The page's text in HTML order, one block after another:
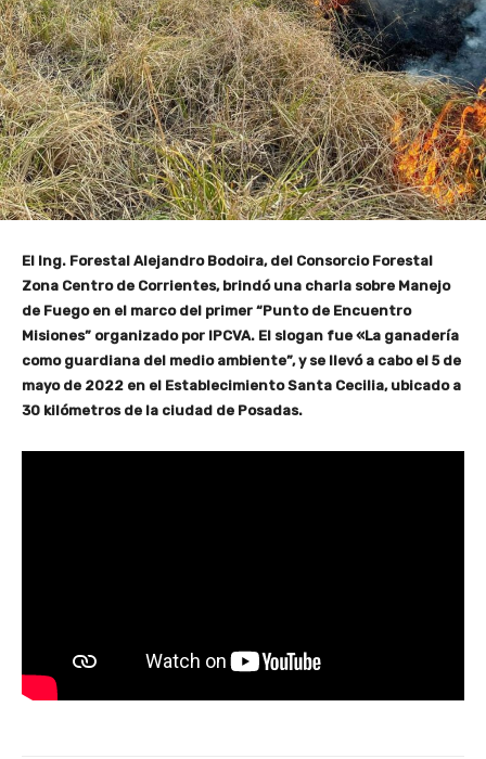
El Ing. Forestal Alejandro Bodoira, del Consorcio Forestal
Zona Centro de Corrientes, brindó una charla sobre Manejo
de Fuego en el marco del primer “Punto de Encuentro
Misiones” organizado por IPCVA. El slogan fue «La ganadería
como guardiana del medio ambiente”, y se llevó a cabo el 5 de
mayo de 2022 en el Establecimiento Santa Cecilia, ubicado a
30 kilómetros de la ciudad de Posadas.